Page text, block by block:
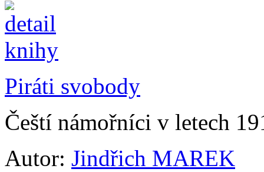
Piráti svobody
Čeští námořníci v letech
Autor: Jindřich MAREK